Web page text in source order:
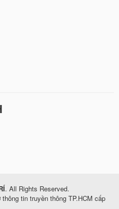
. All Rights Reserved.
thông tin truyền thông TP.HCM cấp